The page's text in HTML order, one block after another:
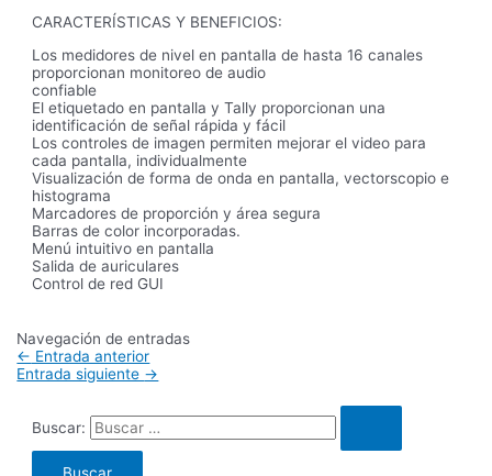
CARACTERÍSTICAS Y BENEFICIOS:
Los medidores de nivel en pantalla de hasta 16 canales
proporcionan monitoreo de audio
confiable
El etiquetado en pantalla y Tally proporcionan una
identificación de señal rápida y fácil
Los controles de imagen permiten mejorar el video para
cada pantalla, individualmente
Visualización de forma de onda en pantalla, vectorscopio e
histograma
Marcadores de proporción y área segura
Barras de color incorporadas.
Menú intuitivo en pantalla
Salida de auriculares
Control de red GUI
Navegación de entradas
← Entrada anterior
Entrada siguiente →
Buscar: